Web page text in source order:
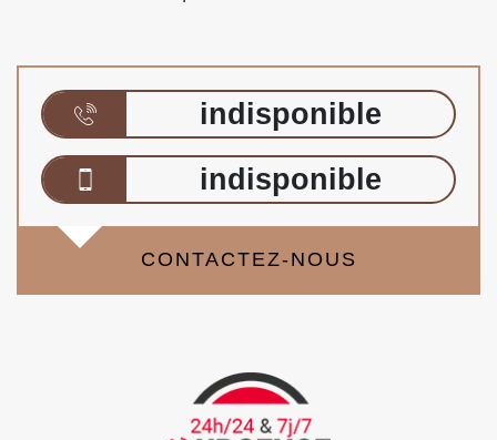
indisponible
indisponible
CONTACTEZ-NOUS